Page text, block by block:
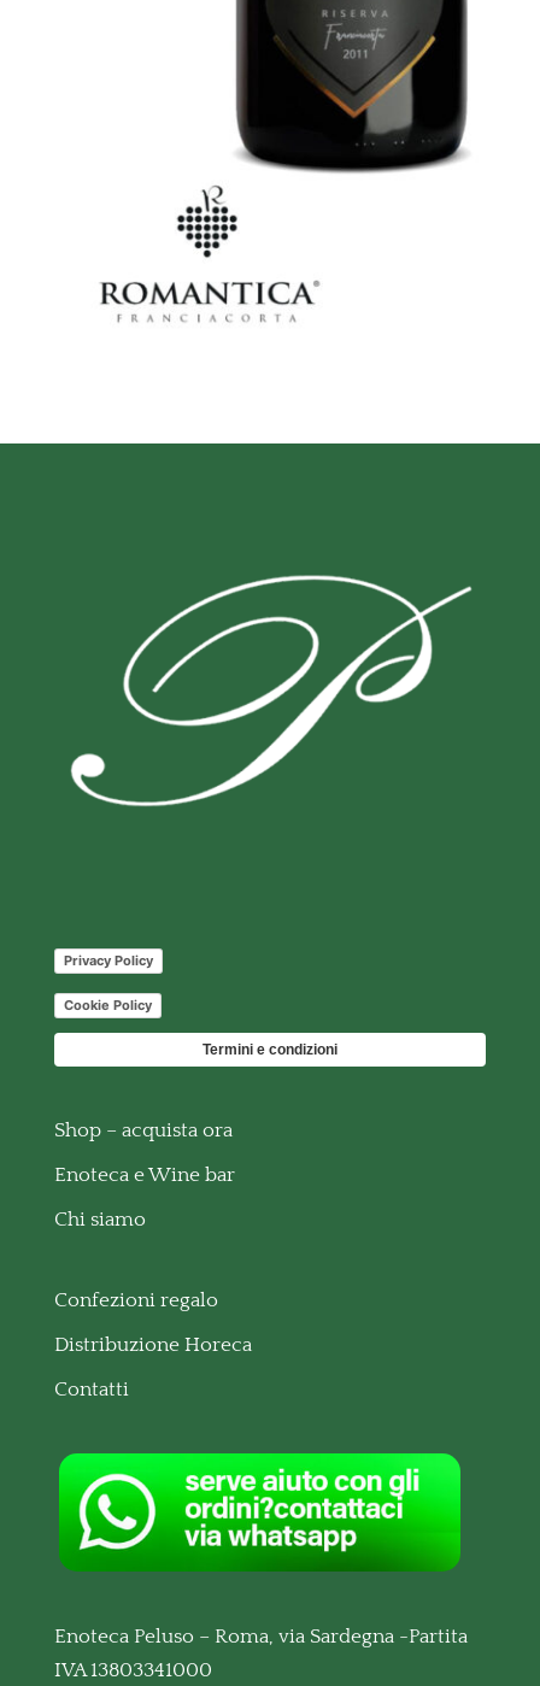
Privacy Policy
Cookie Policy
Termini e condizioni
Shop – acquista ora
Enoteca e Wine bar
Chi siamo
Confezioni regalo
Distribuzione Horeca
Contatti
Enoteca Peluso – Roma, via Sardegna -Partita
IVA 13803341000